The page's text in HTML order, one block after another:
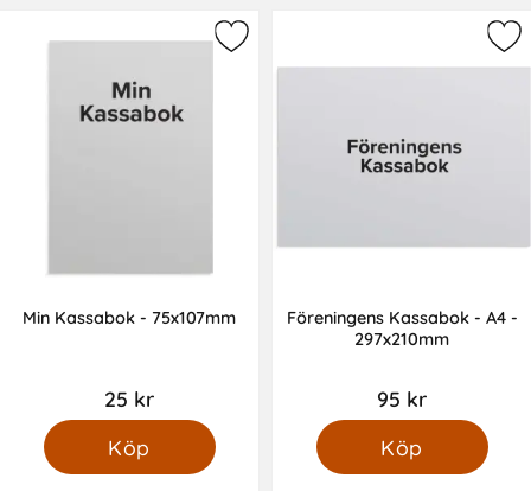
Min Kassabok - 75x107mm
25 kr
Köp
Föreningens Kassabok - A4 -
297x210mm
95 kr
Köp